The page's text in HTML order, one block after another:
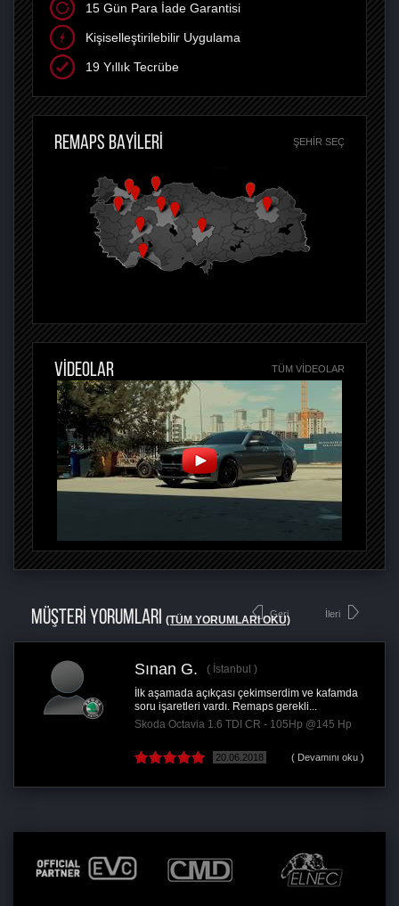
15 Gün Para İade Garantisi
Kişiselleştirilebilir Uygulama
19 Yıllık Tecrübe
REMAPS BAYİLERİ ŞEHIR SEÇ
VİDEOLAR TÜM VIDEOLAR
MÜŞTERİ YORUMLARI (TÜM YORUMLARI OKU)
Geri
Sınan G.
İstanbul
İlk aşamada açıkçası çekimserdim ve kafamda
soru işaretleri vardı. Remaps gerekli...
Skoda Octavia 1.6 TDI CR - 105Hp @145 Hp
20.06.2018 ( Devamını oku )
İleri